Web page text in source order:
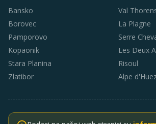
Bansko
Borovec
Pamporovo
Kopaonik
Stara Planina
Zlatibor
Val
La Plagne
Serre
Les Deux
Risoul
Alpe